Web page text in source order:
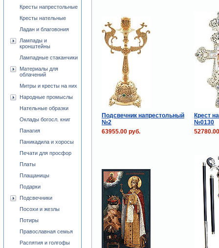
Подсвечник напрестольный
№2
Крест
№0130
63955.00 руб.
Кресты напрестольные
Кресты нательные
Ладан и благовония
Лампады и
кронштейны
Лампадные стаканчики
Материалы для
облачений
Митры и кресты на них
Народные промыслы
Нательные образки
Оклады богосл. книг
Панагия
Паникадила и хоросы
Печати для просфор
Платы
Плащаницы
Подарки
Подсвечники
Посохи и жезлы
Потиры
Православная семья
Распятия и голгофы